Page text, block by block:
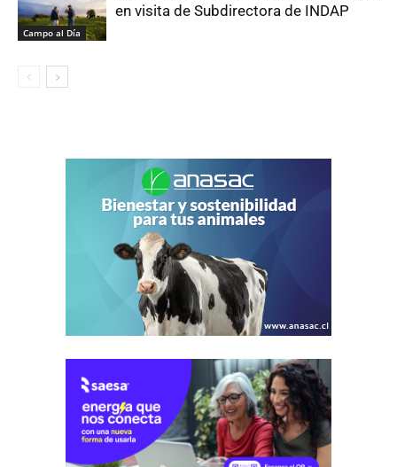
Campo al Día
en visita de Subdirectora de INDAP